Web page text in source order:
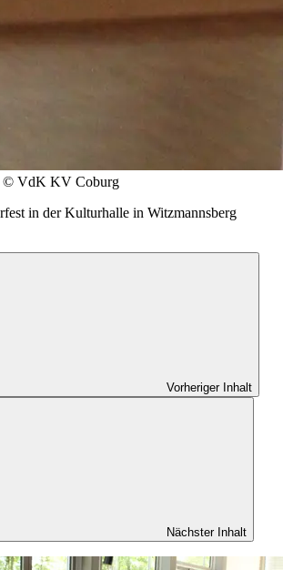
© VdK KV Coburg
in der Kulturhalle in Witzmannsberg
Vorheriger Inhalt
Nächster Inhalt